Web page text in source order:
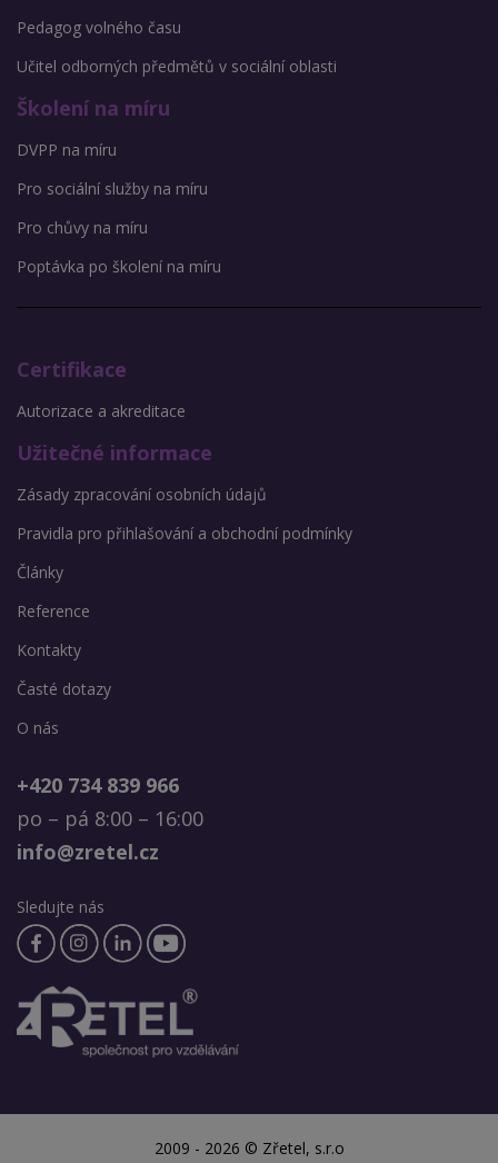
Pedagog volného času
Učitel odborných předmětů v sociální oblasti
Školení na míru
DVPP na míru
Pro sociální služby na míru
Pro chůvy na míru
Poptávka po školení na míru
Certifikace
Autorizace a akreditace
Užitečné informace
Zásady zpracování osobních údajů
Pravidla pro přihlašování a obchodní podmínky
Články
Reference
Kontakty
Časté dotazy
O nás
+420 734 839 966
po – pá 8:00 – 16:00
info@zretel.cz
Sledujte nás
2009 - 2026 © Zřetel, s.r.o